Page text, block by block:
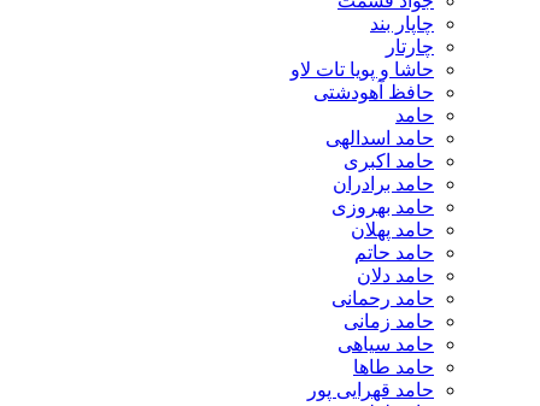
چاپار بند
چارتار
حاشا و پویا تات لاو
حافظ آهودشتی
حامد
حامد اسدالهی
حامد اکبری
حامد برادران
حامد بهروزی
حامد پهلان
حامد حاتم
حامد دلان
حامد رحمانی
حامد زمانی
حامد سیاهی
حامد طاها
حامد قهرایی پور